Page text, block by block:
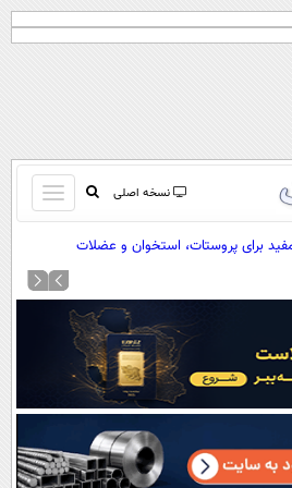
نسخه اصلی
باز
و
کردن
صفحه اول
آرشیو
نظرسنجی
آب و هوا
اوقات شرعی
سواد زندگی